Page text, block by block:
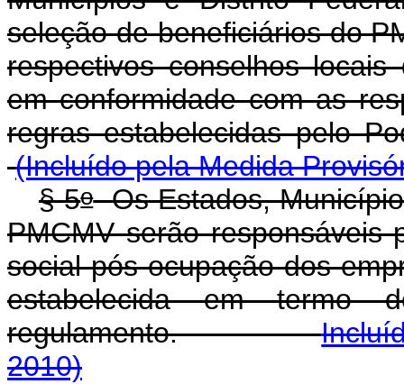
seleção de beneficiários do
respectivos conselhos
em conformidade com as
regras estabelecidas pelo
(Incluído pela Medida
§ 5oOs Estados,
PMCMV serão responsáveis
social pós-ocupação dos
estabelecida em
regulamento.
2010)